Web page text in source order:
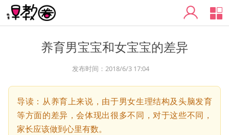
导
养育男宝宝和女宝宝的差异
发布时间： 2018/6/3 17:04
导读： 从养育上来说，由于男女生理结构及头脑发育
等方面的差异，会体现出很多不同，对于这些不同，
家长应该做到心里有数。